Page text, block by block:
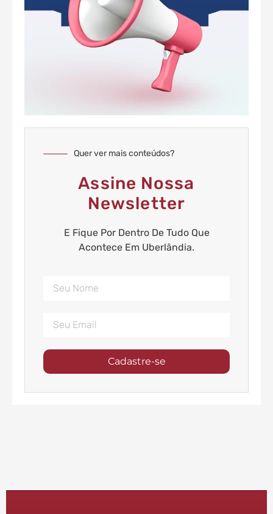
Quer ver mais conteúdos?
Assine Nossa
Newsletter
E Fique Por Dentro De Tudo Que
Acontece Em Uberlândia.
Cadastre-se